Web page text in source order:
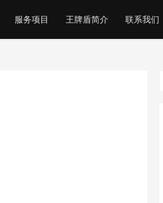
服务项目 王牌盾简介 联系我们